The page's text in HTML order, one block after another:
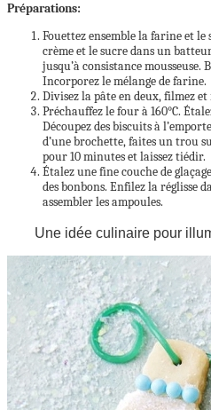
Préparations:
Fouettez ensemble la farine et
crème et le sucre dans un
jusqu’à consistance mousseuse.
Incorporez le mélange de farine.
Divisez la pâte en deux, filmez
Préchauffez le four à 160°C.
Découpez des biscuits à
d’une brochette, faites un trou
pour 10 minutes et laissez tiédir.
Étalez une fine couche de
des bonbons. Enfilez la réglisse
assembler les ampoules.
Une idée culinaire pour